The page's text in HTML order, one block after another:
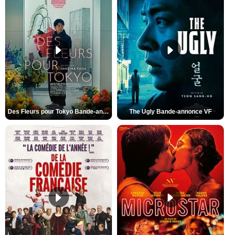
Des Fleurs pour Tokyo Bande-annonce VO STFR The Ugly Bande-annonce VF